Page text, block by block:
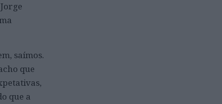
saímos.
que
que a